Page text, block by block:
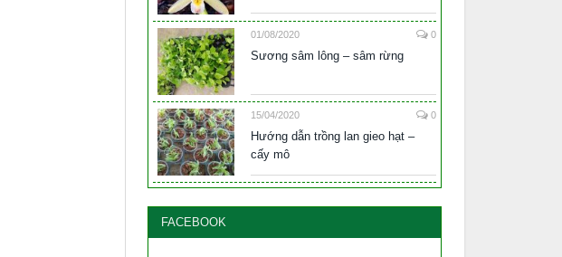
01/08/2020 0
Sương sâm lông – sâm rừng
15/04/2020 0
Hướng dẫn trồng lan gieo hạt –
cấy mô
FACEBOOK